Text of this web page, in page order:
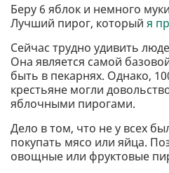
Беру 6 яблок и немного
Лучший пирог, который я
Сейчас трудно удивить
Она является самой
быть в пекарнях. Однако,
крестьяне могли
яблочными пирогами.
Дело в том, что не у всех
покупать мясо или яйца.
овощные или фруктовые